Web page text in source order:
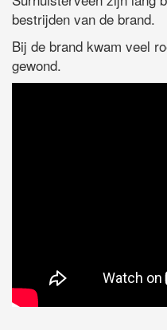
bestrijden van de brand.
Bij de brand kwam veel
gewond.